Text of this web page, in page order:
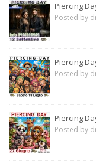
Piercing
Posted by
Piercing
Posted by
Piercing
Posted by